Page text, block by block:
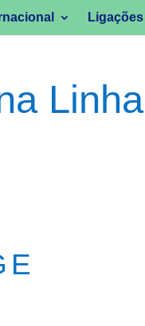
Ligações
Linha